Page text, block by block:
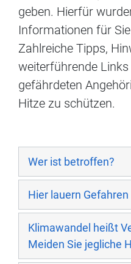
geben. Hierfür
Informationen für
Zahlreiche Tipps,
weiterführende
gefährdeten
Hitze zu schützen.
Wer ist betroffen?
Hier lauern Gefahren
Klimawandel heißt
Meiden Sie jegliche